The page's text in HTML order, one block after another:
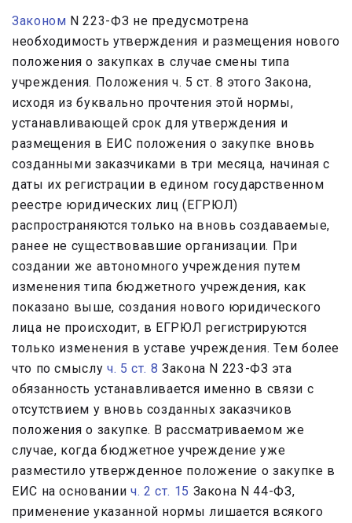
Законом N 223-ФЗ не предусмотрена
необходимость утверждения и размещения нового
положения о закупках в случае смены типа
учреждения. Положения ч. 5 ст. 8 этого Закона,
исходя из буквально прочтения этой нормы,
устанавливающей срок для утверждения и
размещения в ЕИС положения о закупке вновь
созданными заказчиками в три месяца, начиная с
даты их регистрации в едином государственном
реестре юридических лиц (ЕГРЮЛ)
распространяются только на вновь создаваемые,
ранее не существовавшие организации. При
создании же автономного учреждения путем
изменения типа бюджетного учреждения, как
показано выше, создания нового юридического
лица не происходит, в ЕГРЮЛ регистрируются
только изменения в уставе учреждения. Тем более
что по смыслу ч. 5 ст. 8 Закона N 223-ФЗ эта
обязанность устанавливается именно в связи с
отсутствием у вновь созданных заказчиков
положения о закупке. В рассматриваемом же
случае, когда бюджетное учреждение уже
разместило утвержденное положение о закупке в
ЕИС на основании ч. 2 ст. 15 Закона N 44-ФЗ,
применение указанной нормы лишается всякого